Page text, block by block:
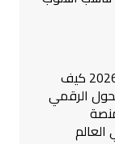
موني 20/20 أوروبا 2026 كيف
الرقمي
العالم